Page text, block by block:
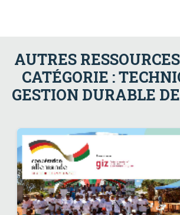
AUTRES
CATÉGORIE :
GESTION DURABLE